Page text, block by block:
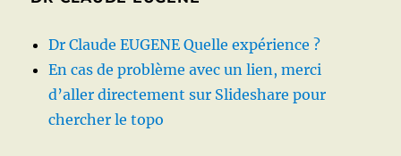
Dr Claude EUGENE Quelle expérience ?
En cas de problème avec un lien, merci
d’aller directement sur Slideshare pour
chercher le topo